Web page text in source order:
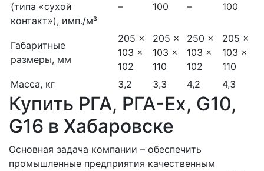
(типа «сухой
контакт»), имп./м³
– 100 – 100
Габаритные
размеры, мм
205 ×
103 ×
102
205 ×
103 ×
110
250 ×
103 ×
102
205 ×
103 ×
110
Масса, кг
3,2 3,3 4,2 4,3
Купить РГА, РГА-Ex, G10,
G16 в Хабаровске
Основная задача компании – обеспечить
промышленные предприятия качественным